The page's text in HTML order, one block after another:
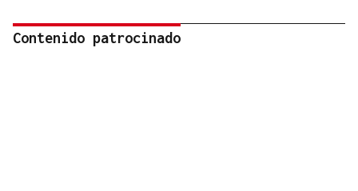
Contenido patrocinado